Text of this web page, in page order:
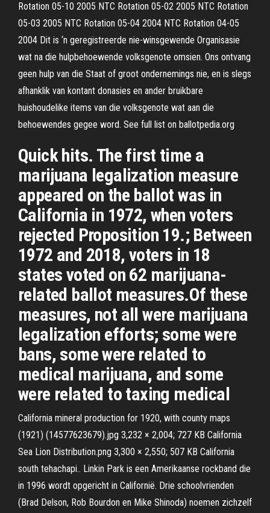
Rotation 05-10 2005 NTC Rotation 05-02 2005 NTC Rotation
05-03 2005 NTC Rotation 05-04 2004 NTC Rotation 04-05
2004 Dit is ‘n geregistreerde nie-winsgewende Organisasie
wat na die hulpbehoewende volksgenote omsien. Ons ontvang
geen hulp van die Staat of groot ondernemings nie, en is slegs
afhanklik van kontant donasies en ander bruikbare
huishoudelike items van die volksgenote wat aan die
behoewendes gegee word. See full list on ballotpedia.org
Quick hits. The first time a
marijuana legalization measure
appeared on the ballot was in
California in 1972, when voters
rejected Proposition 19.; Between
1972 and 2018, voters in 18
states voted on 62 marijuana-
related ballot measures.Of these
measures, not all were marijuana
legalization efforts; some were
bans, some were related to
medical marijuana, and some
were related to taxing medical
California mineral production for 1920, with county maps
(1921) (14577623679).jpg 3,232 × 2,004; 727 KB California
Sea Lion Distribution.png 3,300 × 2,550; 507 KB California
south tehachapi.. Linkin Park is een Amerikaanse rockband die
in 1996 wordt opgericht in Californië. Drie schoolvrienden
(Brad Delson, Rob Bourdon en Mike Shinoda) noemen zichzelf